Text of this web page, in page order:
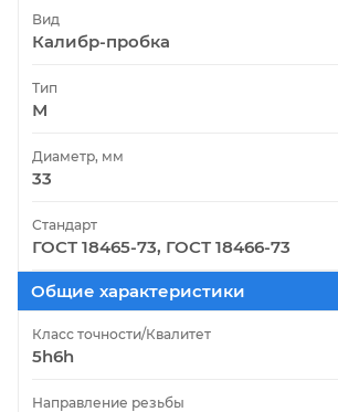
Вид
Калибр-пробка
Тип
М
Диаметр, мм
33
Стандарт
ГОСТ 18465-73, ГОСТ 18466-73
Общие характеристики
Класс точности/Квалитет
5h6h
Направление резьбы